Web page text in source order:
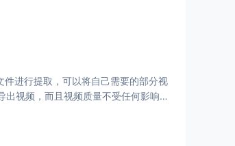
进行提取，可以将自己需要的部分视
视频，而且视频质量不受任何影响，